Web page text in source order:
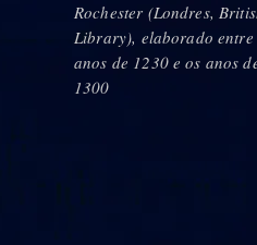
Rochester (Londres,
Library), elaborado entre
anos de 1230 e os anos
1300